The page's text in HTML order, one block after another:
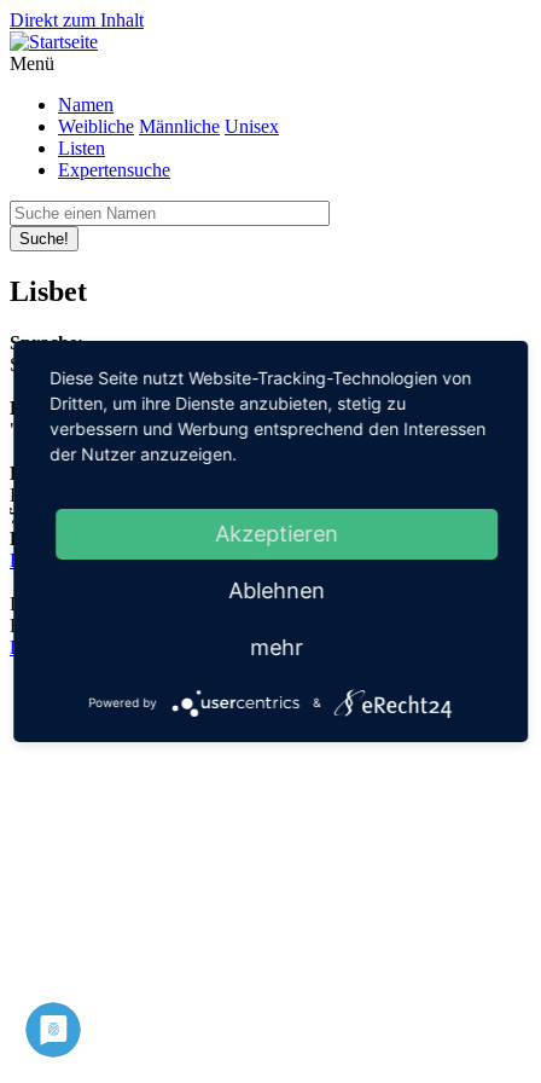
Direkt zum Inhalt
Menü
Namen
Weibliche Männliche Unisex
Listen
Expertensuche
Suche!
Lisbet
Sprache:
Skandinavisch
Bedeutung:
"Gott" + "schwören"
Herleitung:
Hebräisch,
Herkunftsname:
Elisheva
Der Namensursprung ist unklar, es handelt sich lediglich um eine
Hypothese!
Datenschutz
Diese Seite nutzt Website-Tracking-Technologien von
Dritten, um ihre Dienste anzubieten, stetig zu
verbessern und Werbung entsprechend den Interessen
der Nutzer anzuzeigen.
Akzeptieren
Ablehnen
mehr
Powered by &